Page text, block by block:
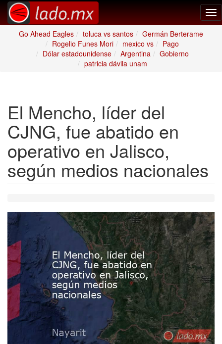
Go Ahead Eagles
toluca vs santos
Germán Berterame
Rogelio Funes Mori
mexico vs
Pago
Dólar estadounidense
Argentina
Gobierno
patricia dávila unam
El Mencho, líder del
CJNG, fue abatido en
operativo en Jalisco,
según medios nacionales